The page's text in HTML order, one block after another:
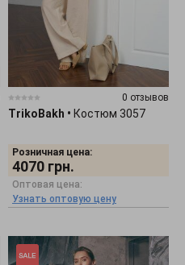
0 отзывов
TrikoBakh • Костюм 3057
Розничная цена:
4070 грн.
Оптовая цена:
Узнать оптовую цену